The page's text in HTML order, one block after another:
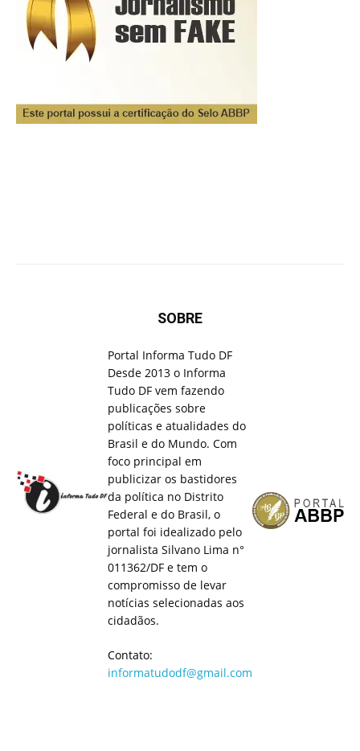
SOBRE
Portal Informa Tudo DF
Desde 2013 o Informa
Tudo DF vem fazendo
publicações sobre
políticas e atualidades do
Brasil e do Mundo. Com
foco principal em
publicizar os bastidores
da política no Distrito
Federal e do Brasil, o
portal foi idealizado pelo
jornalista Silvano Lima n°
011362/DF e tem o
compromisso de levar
notícias selecionadas aos
cidadãos.
Contato:
informatudodf@gmail.com